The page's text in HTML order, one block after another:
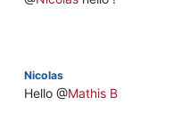
Nicolas
Hello @Mathis B